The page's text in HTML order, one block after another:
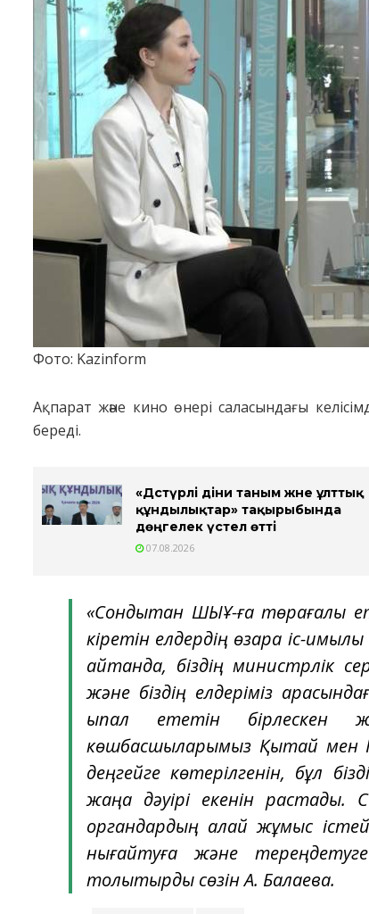
Фото: Kazinform
Ақпарат және кино өнері саласындағы
береді.
«Дәстүрлі діни таным және ұлттық
құндылықтар» тақырыбында
дөңгелек үстел өтті
07.08.2026
«Сондықтан ШЫҰ-ға
кіретін елдердің өзара іс-
айтқанда, біздің министрлік
және біздің елдеріміз
ықпал ететін бірлескен
көшбасшыларымыз Қытай мен
деңгейге көтерілгенін, бұл
жаңа дәуірі екенін растады.
органдардың қалай жұмыс
нығайтуға және
толықтырды сөзін А. Балаева.